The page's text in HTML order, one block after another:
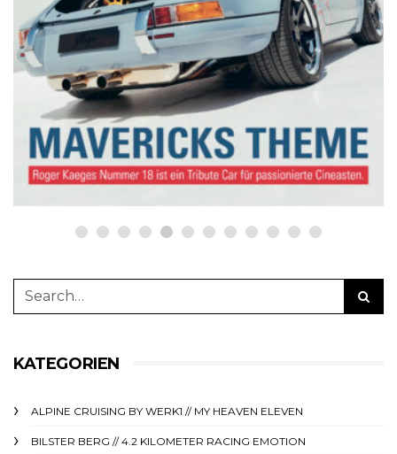
werk1 nine | eleven
boxerstories,
Jubiläumsausgabe № 02 | 2023,
im Handel seit Donnerstag, 26.
Oktober: online bestellen auf
netzwerkeins | GO!
23. Oktober 2023
KATEGORIEN
ALPINE CRUISING BY WERK1 // MY HEAVEN ELEVEN
BILSTER BERG // 4.2 KILOMETER RACING EMOTION